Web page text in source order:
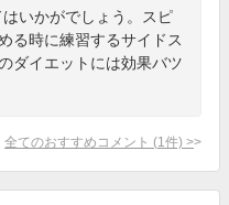
いかがでしょう。スピ
る時に練習するサイドス
ダイエットには効果バツ
全てのおすすめコメント (1 件) >